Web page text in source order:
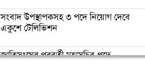
সংবাদ উপস্থাপকসহ ৩ পদে নিয়োগ দেবে
একুশে টেলিভিশন
জাতিসংঘের পরবর্তী মহাসচিব পদে